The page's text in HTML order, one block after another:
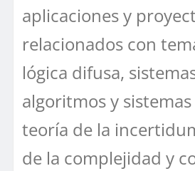
aplicaciones y
relacionados con
lógica difusa,
algoritmos y
teoría de la
de la complejidad y